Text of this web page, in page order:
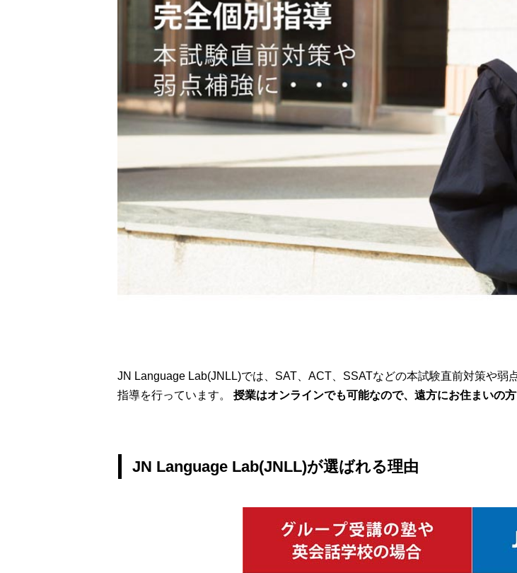
JN Language Lab(JNLL)では、SAT、ACT、SSATなどの本試験直前対策や弱
指導を行っています。 授業はオンラインでも可能なので、遠方にお住まいの
JN Language Lab(JNLL)が選ばれる理由